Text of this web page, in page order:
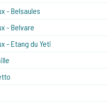
- Belsaules
- Belvare
- Etang du Yeti